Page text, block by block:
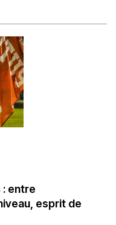
: entre
esprit de